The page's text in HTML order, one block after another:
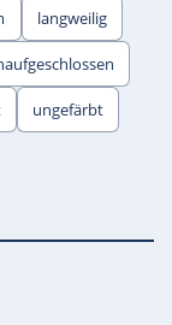
langweilig
ungefärbt